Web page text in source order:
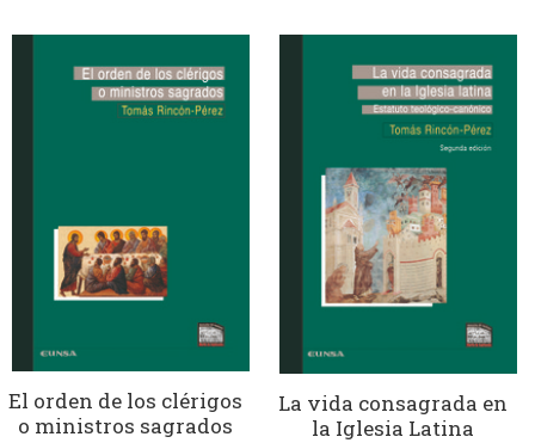
El orden de los clérigos
o ministros sagrados
La vida consagrada en
la Iglesia Latina